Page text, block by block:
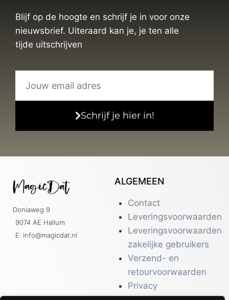
Blijf op de hoogte en schrijf je in voor onze
nieuwsbrief. Uiteraard kan je, je ten alle
tijde uitschrijven
Schrijf je hier in!
Doniaweg 9
9074 AE Hallum
E: info@magicdat.nl
ALGEMEEN
Contact
Leveringsvoorwaarden
Leveringsvoorwaarden
zakelijke gebruikers
Verzend- en
retourvoorwaarden
Privacy